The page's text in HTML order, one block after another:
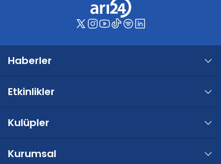
Haberler
Etkinlikler
Kulüpler
Kurumsal